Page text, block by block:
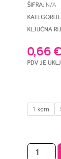
ŠIFRA: N/A
KLJUČNA
0,66€
PDV JE
1 kom